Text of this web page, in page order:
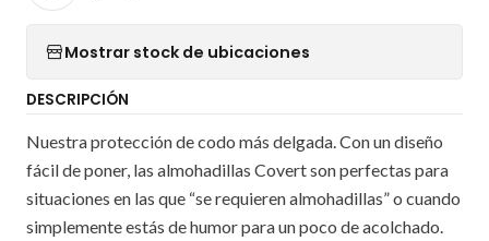
Mostrar stock de ubicaciones
DESCRIPCIÓN
Nuestra protección de codo más delgada. Con un diseño
fácil de poner, las almohadillas Covert son perfectas para
situaciones en las que “se requieren almohadillas” o cuando
simplemente estás de humor para un poco de acolchado.